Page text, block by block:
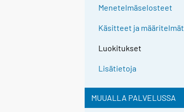
Menetelmäselosteet
Käsitteet ja määritelmät
Luokitukset
Lisätietoja
MUUALLA PALVELUSSA